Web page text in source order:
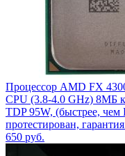
Процессор AMD FX
CPU (3.8-4.0 GHz) 8МБ
TDP 95W, (быстрее,
протестирован,
650 руб.